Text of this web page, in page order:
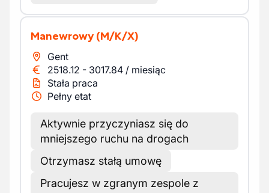
Manewrowy (M/K/X)
Gent
2518.12 - 3017.84 / miesiąc
Stała praca
Pełny etat
Aktywnie przyczyniasz się do
mniejszego ruchu na drogach
Otrzymasz stałą umowę
Pracujesz w zgranym zespole z